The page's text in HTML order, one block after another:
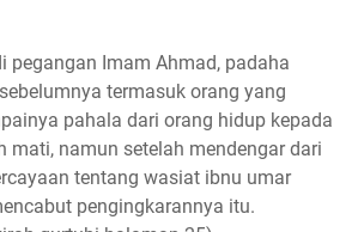
pegangan Imam Ahmad, padaha
termasuk orang yang
pahala dari orang hidup kepada
mati, namun setelah mendengar dari
tentang wasiat ibnu umar
pengingkarannya itu.